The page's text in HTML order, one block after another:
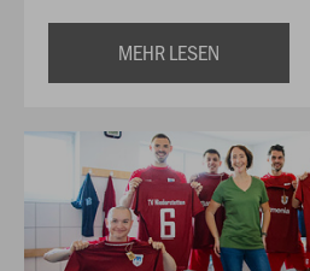
MEHR LESEN